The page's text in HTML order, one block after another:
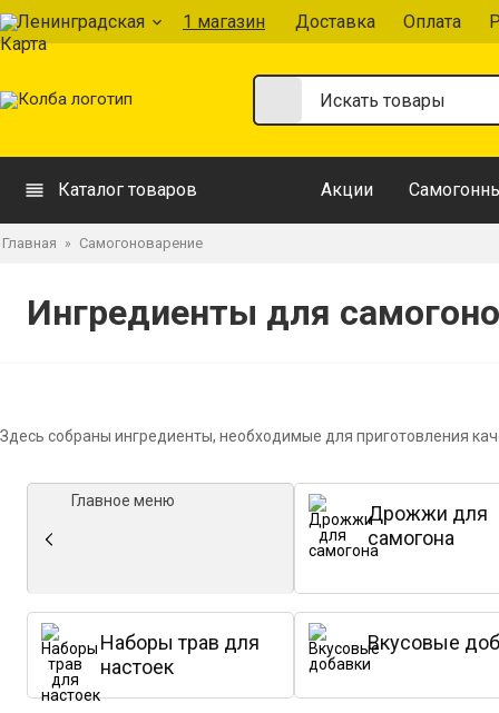
Ленинградская 1 магазин Доставка Оплата
Каталог товаров Акции
Главная » Самогоноварение
Ингредиенты для
Здесь собраны ингредиенты, необходимые для приготовления
Главное меню
Дрожжи для
самогона
Наборы трав для
настоек
Вкусовые